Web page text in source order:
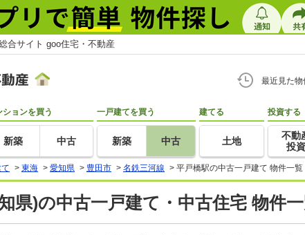
合サイト goo住宅・不動産
最近見た物
ションを買う
新築 中古
一戸建てを買う
新築 中古
建てる
土地
投資する
不動
投資
> 東海 > 愛知県 > 豊田市 > 名鉄三河線 > 平戸橋駅の中古一戸建て 物件一覧
県)の中古一戸建て・中古住宅 物件